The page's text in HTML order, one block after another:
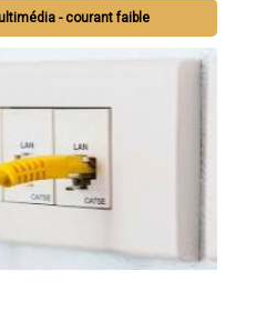
- courant faible